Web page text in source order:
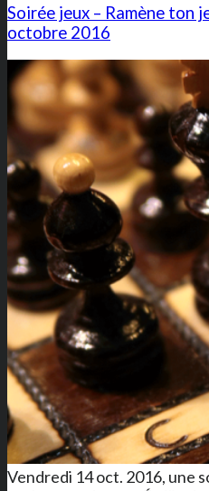
Soirée jeux – Ramène ton
octobre 2016
Vendredi 14 oct. 2016, une